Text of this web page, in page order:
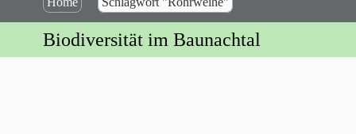
Biodiversität im Baunachtal